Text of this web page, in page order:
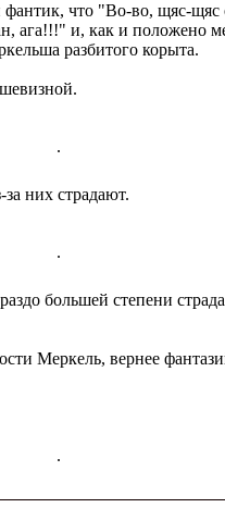
что "Во-во, щяс-щяс
ага!!!" и, как и положено
разбитого корыта.
.
них страдают.
.
большей степени
Меркель, вернее
.